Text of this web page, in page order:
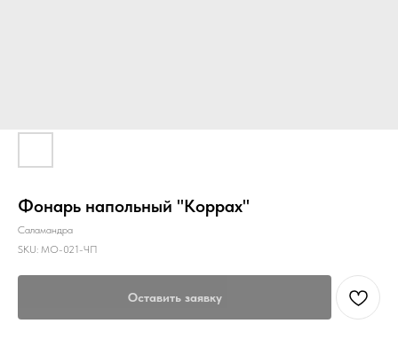
Фонарь напольный "Коррах"
Саламандра
SKU: МО-021-ЧП
Оставить заявку